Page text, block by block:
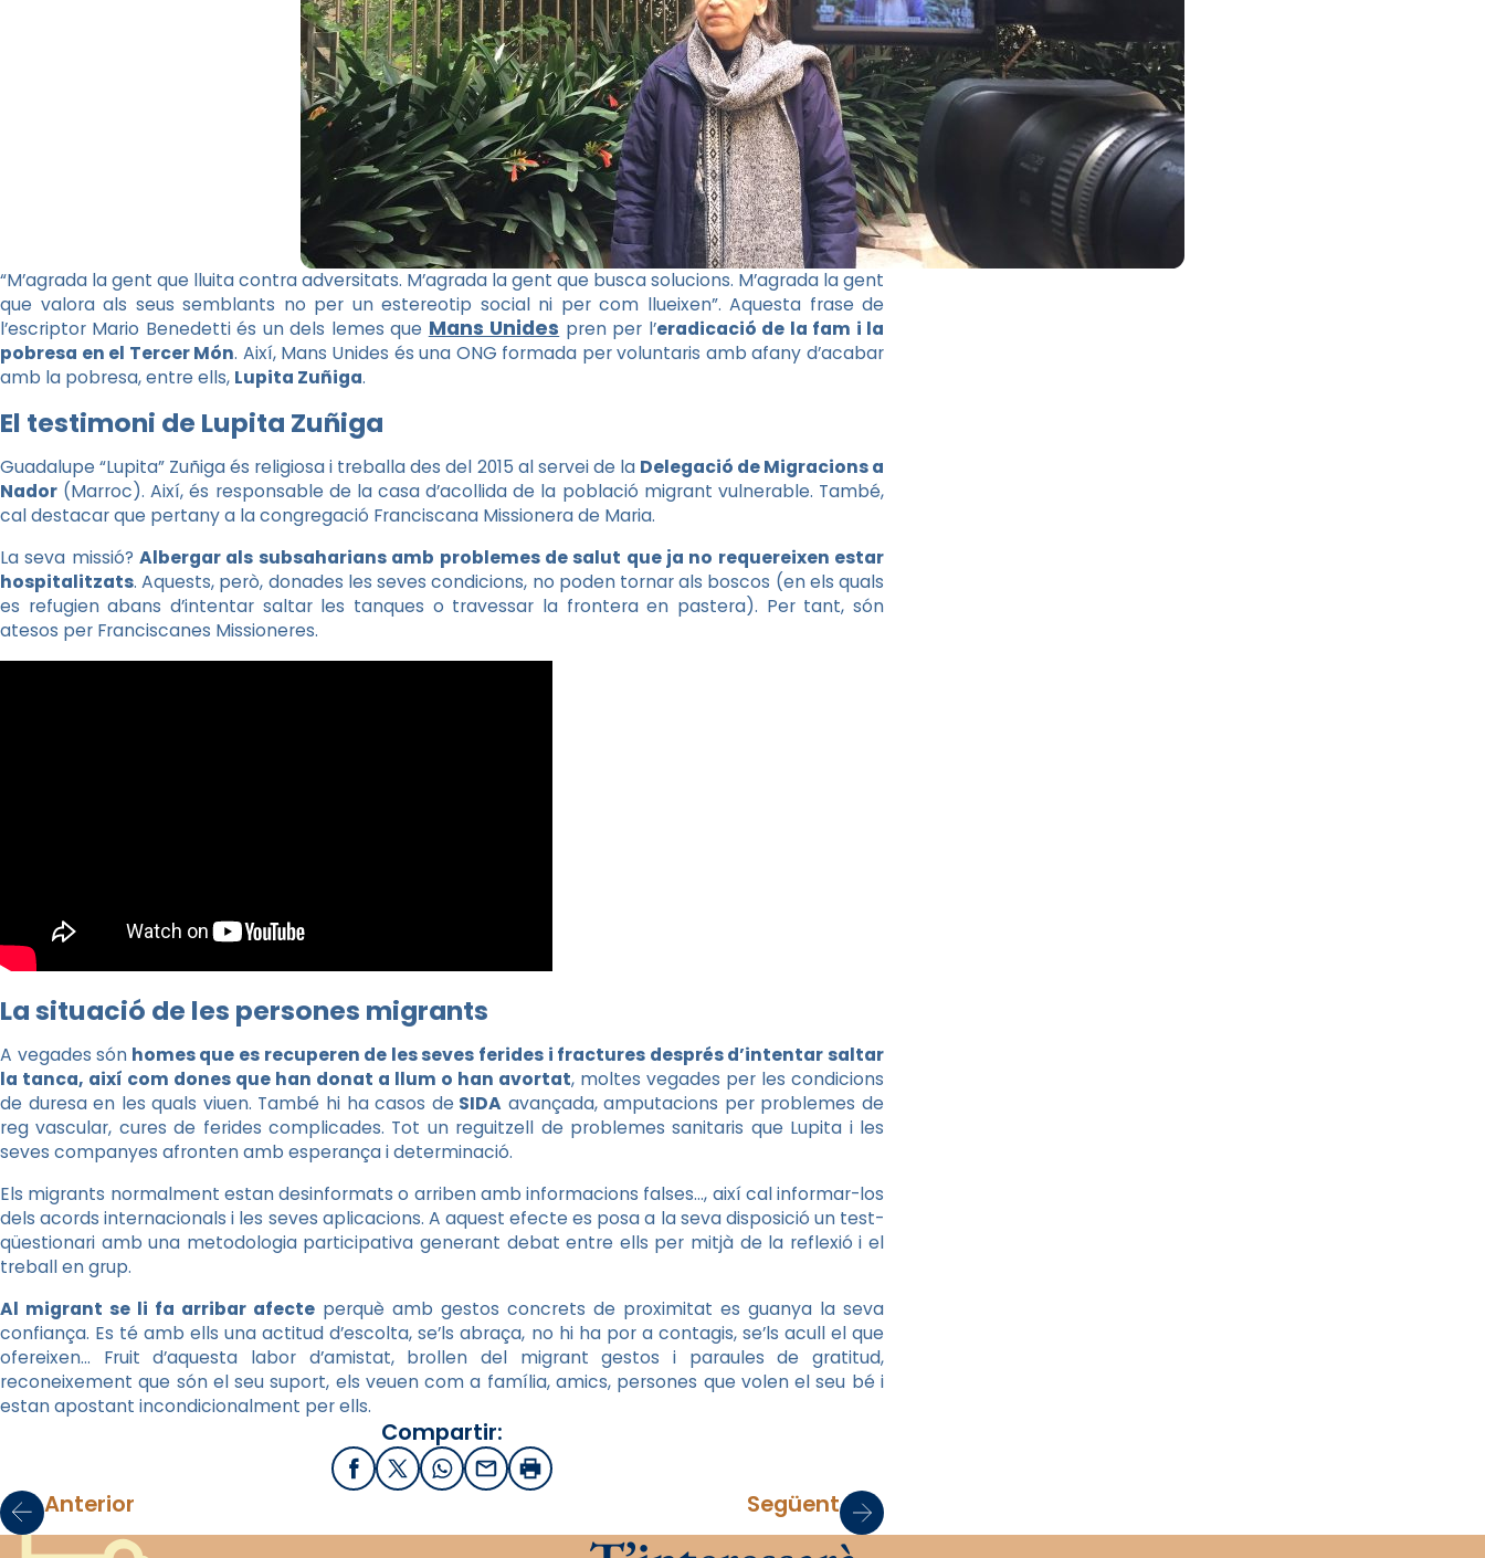
“M’agrada la gent que lluita contra adversitats. M’agrada la gent que busca solucions. M’agrada la gent
que valora als seus semblants no per un estereotip social ni per com llueixen”. Aquesta frase de
l’escriptor Mario Benedetti és un dels lemes que Mans Unides pren per l’eradicació de la fam i la
pobresa en el Tercer Món. Així, Mans Unides és una ONG formada per voluntaris amb afany d’acabar
amb la pobresa, entre ells, Lupita Zuñiga.
El testimoni de Lupita Zuñiga
Guadalupe “Lupita” Zuñiga és religiosa i treballa des del 2015 al servei de la Delegació de Migracions a
Nador (Marroc). Així, és responsable de la casa d’acollida de la població migrant vulnerable. També,
cal destacar que pertany a la congregació Franciscana Missionera de Maria.
La seva missió?Albergar als subsaharians amb problemes de salut que ja no requereixen estar
hospitalitzats. Aquests, però, donades les seves condicions, no poden tornar als boscos (en els quals
es refugien abans d’intentar saltar les tanques o travessar la frontera en pastera). Per tant, són
atesos per Franciscanes Missioneres.
La situació de les persones migrants
A vegades són homes que es recuperen de les seves ferides i fractures després d’intentar saltar
la tanca, així com dones que han donat a llum o han avortat, moltes vegades per les condicions
de duresa en les quals viuen. També hi ha casos de SIDA avançada, amputacions per problemes de
reg vascular, cures de ferides complicades. Tot un reguitzell de problemes sanitaris que Lupita i les
seves companyes afronten amb esperança i determinació.
Els migrants normalment estan desinformats o arriben amb informacions falses…, així cal informar-los
dels acords internacionals i les seves aplicacions. A aquest efecte es posa a la seva disposició un test-
qüestionari amb una metodologia participativa generant debat entre ells per mitjà de la reflexió i el
treball en grup.
Al migrant se li fa arribar afecte perquè amb gestos concrets de proximitat es guanya la seva
confiança. Es té amb ells una actitud d’escolta, se’ls abraça, no hi ha por a contagis, se’ls acull el que
ofereixen… Fruit d’aquesta labor d’amistat, brollen del migrant gestos i paraules de gratitud,
reconeixement que són el seu suport, els veuen com a família, amics, persones que volen el seu bé i
estan apostant incondicionalment per ells.
Compartir:
FacebookX / Twitter
WhatsApp
EmailImprimir
Anterior Següent